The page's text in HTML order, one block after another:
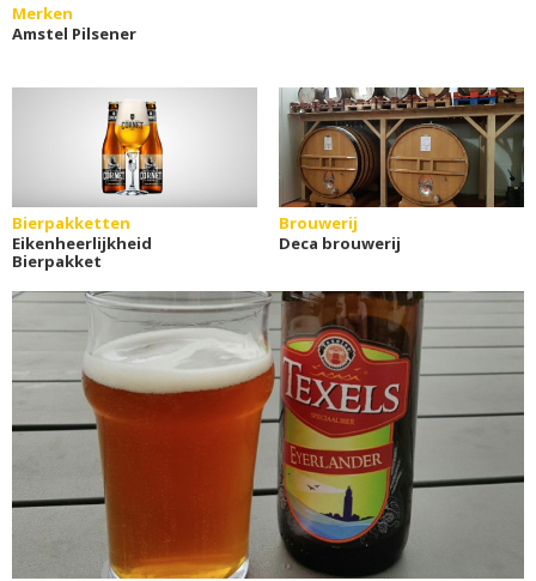
Merken
Amstel Pilsener
Bierpakketten
Eikenheerlijkheid
Bierpakket
Brouwerij
Deca brouwerij